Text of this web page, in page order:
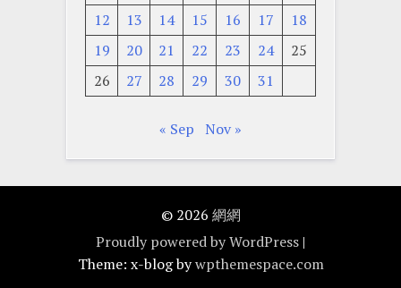
12
13 14 15 16 17
18
19
20 21 22 23 24
25
26
27 28 29 30 31
« Sep Nov »
© 2026 網網
Proudly powered by WordPress |
Theme: x-blog bywpthemespace.com